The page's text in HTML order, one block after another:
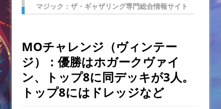
マジック：ザ・ギャザリング専門総合情報サイト
MOチャレンジ（ヴィンテー
ジ）：優勝はホガークヴァイ
ン、トップ8に同デッキが3人。
トップ8にはドレッジなど